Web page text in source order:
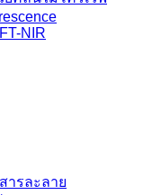
NIR
ารละลาย